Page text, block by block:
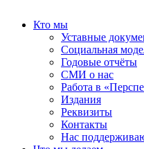
Кто мы
Уставные
Социальная
Годовые отчёты
СМИ о нас
Работа в
Издания
Реквизиты
Контакты
Нас